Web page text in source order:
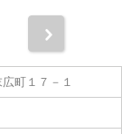
町１７－１